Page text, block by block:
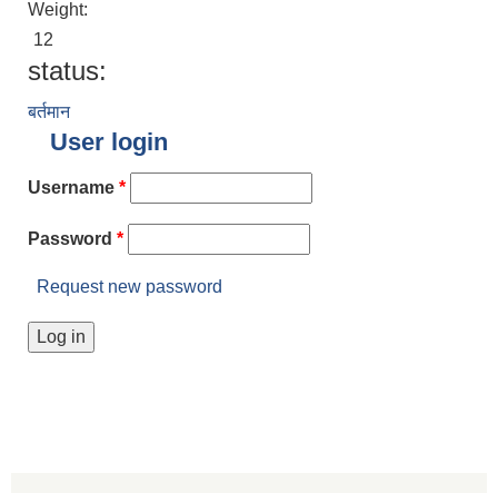
Weight:
12
status:
बर्तमान
User login
Username *
Password *
Request new password